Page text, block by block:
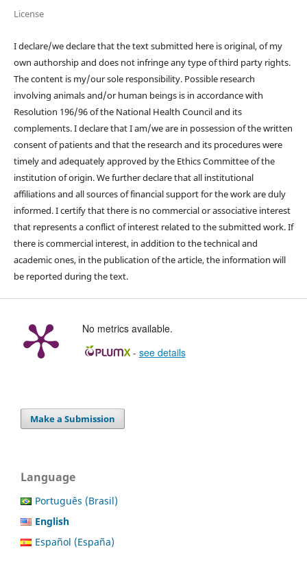
License
I declare/we declare that the text submitted here is original, of my
own authorship and does not infringe any type of third party rights.
The content is my/our sole responsibility. Possible research
involving animals and/or human beings is in accordance with
Resolution 196/96 of the National Health Council and its
complements. I declare that I am/we are in possession of the written
consent of patients and that the research and its procedures were
timely and adequately approved by the Ethics Committee of the
institution of origin. We further declare that all institutional
affiliations and all sources of financial support for the work are duly
informed. I certify that there is no commercial or associative interest
that represents a conflict of interest related to the submitted work. If
there is commercial interest, in addition to the technical and
academic ones, in the publication of the article, the information will
be reported during the text.
No metrics available.
- see details
Make a Submission
Language
Português (Brasil)
English
Español (España)